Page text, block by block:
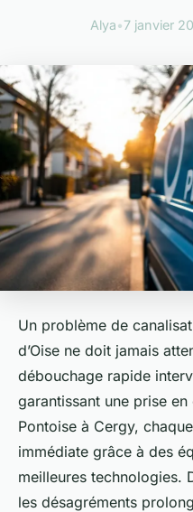
Alya•7 janvier
Un problème de
d’Oise ne doit jamais
débouchage rapide
garantissant une prise
Pontoise à Cergy,
immédiate grâce à des
meilleures technologies.
les désagréments